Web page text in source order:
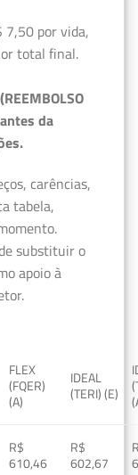
7,50 por vida,
total final.
(REEMBOLSO
da
carências,
tabela,
substituir o
apoio à
FLEX
(FQER)
(A)
IDEAL
(TERI) (E)
R$
610,46
R$
602,67